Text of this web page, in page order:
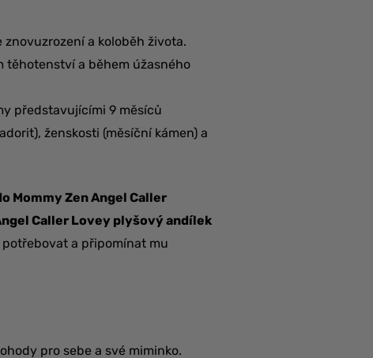
a koloběh života.
těhotenství a během úžasného
představujícími 9 měsíců
ženskosti (měsíční kámen) a
Mommy Zen Angel Caller
Caller Lovey plyšový andílek
a připomínat mu
pro sebe a své miminko.